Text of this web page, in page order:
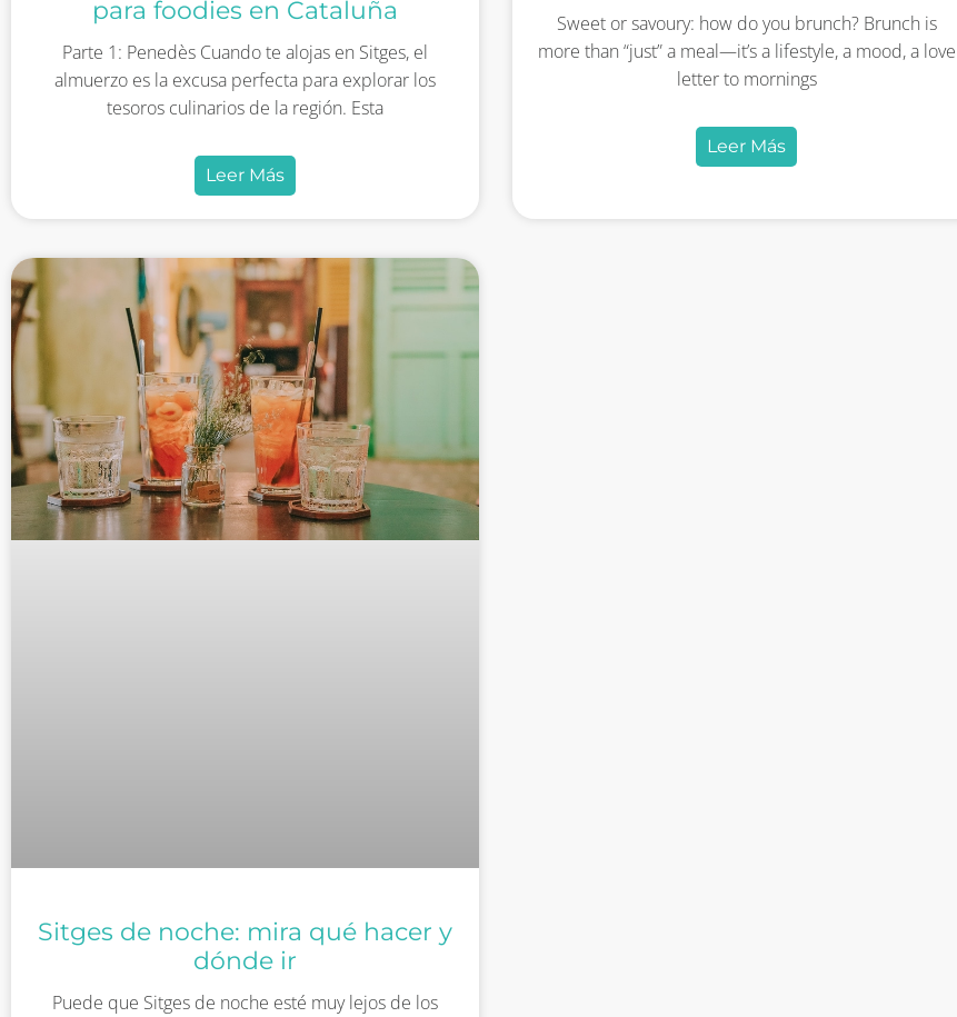
para foodies en Cataluña
Parte 1: Penedès Cuando te alojas en Sitges, el
almuerzo es la excusa perfecta para explorar los
tesoros culinarios de la región. Esta
Leer Más
Sweet or savoury: how do you brunch? Brunch is
more than “just” a meal—it’s a lifestyle, a mood, a love
letter to mornings
Leer Más
Sitges de noche: mira qué hacer y
dónde ir
Puede que Sitges de noche esté muy lejos de los